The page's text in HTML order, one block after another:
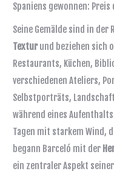
Spaniens gewonnen:
Seine Gemälde sind in
Texturund beziehen sich
Restaurants, Küchen,
verschiedenen Ateliers,
Selbstporträts,
während eines
Tagen mit starkem Wind,
begann Barceló mit der
ein zentraler Aspekt